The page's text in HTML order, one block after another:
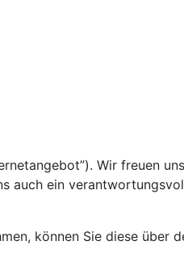
Wir freuen
ein
können Sie diese über